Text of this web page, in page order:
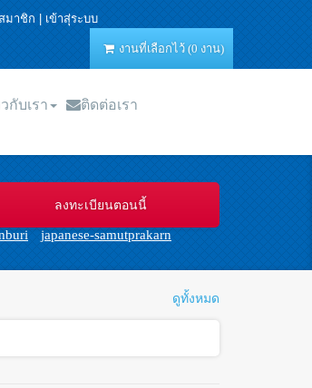
มาชิก | เข้าสุ่ระบบ
งานที่เลือกไว้ (0 งาน)
กับเรา
ติดต่อเรา
japanese-samutprakarn
ดูทั้งหมด